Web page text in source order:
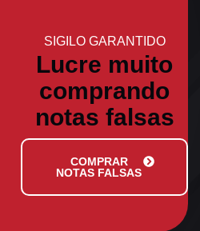
SIGILO GARANTIDO
Lucre muito
comprando
notas falsas
COMPRAR
NOTAS FALSAS